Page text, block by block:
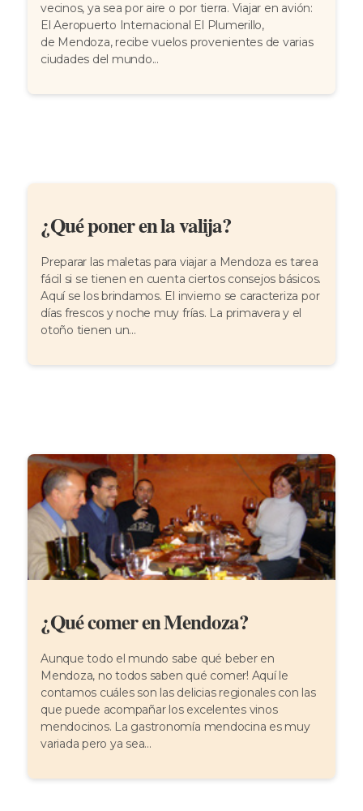
vecinos, ya sea por aire o por tierra. Viajar en avión:
El Aeropuerto Internacional El Plumerillo,
de Mendoza, recibe vuelos provenientes de varias
ciudades del mundo...
¿Qué poner en la valija?
Preparar las maletas para viajar a Mendoza es tarea
fácil si se tienen en cuenta ciertos consejos básicos.
Aquí se los brindamos. El invierno se caracteriza por
días frescos y noche muy frías. La primavera y el
otoño tienen un...
¿Qué comer en Mendoza?
Aunque todo el mundo sabe qué beber en
Mendoza, no todos saben qué comer! Aquí le
contamos cuáles son las delicias regionales con las
que puede acompañar los excelentes vinos
mendocinos. La gastronomía mendocina es muy
variada pero ya sea...